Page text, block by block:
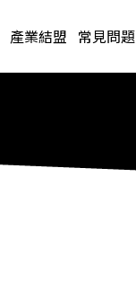
產業結盟 常見問題